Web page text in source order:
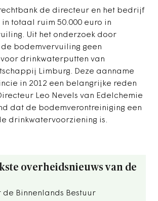
de directeur en het bedrijf
totaal ruim 50.000 euro in
Uit het onderzoek door
bodemvervuiling geen
drinkwaterputten van
Limburg. Deze aanname
in 2012 een belangrijke reden
Leo Nevels van Edelchemie
dat de bodemverontreiniging een
drinkwatervoorziening is.
overheidsnieuws van de
Binnenlands Bestuur